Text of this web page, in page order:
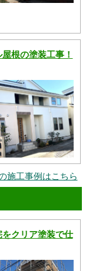
根の塗装工事！
施工事例はこちら
クリア塗装で仕